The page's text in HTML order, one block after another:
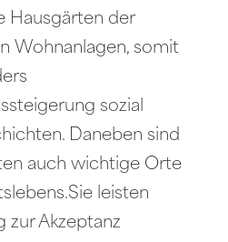
Hausgärten der
Wohnanlagen, somit
sozial
Daneben sind
auch wichtige Orte
leisten
zur Akzeptanz